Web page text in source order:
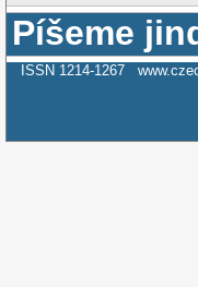
Píšeme
ISSN 1214-1267